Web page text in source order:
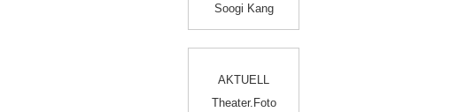
Soogi Kang
AKTUELL
Theater.Foto